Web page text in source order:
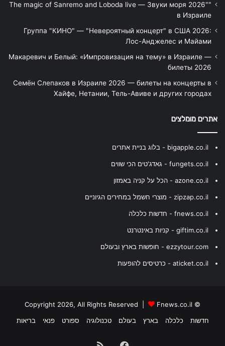
"The magic of Sanremo and Loboda live — Звуки моря 2026"
в Израиле
Группа "КИНО" — "Невероятный концерт" в США 2026:
Лос-Анджелес и Майами
Макаревич и Белый: «Импровизация на тему» в Израиле —
билеты 2026
Семён Слепаков в Израиле 2026 — билеты на концерты в
Хайфе, Нетании, Тель-Авиве и других городах
אתרים מומלצים
bigapple.co.il - בלוג בניית אתרים
fungets.co.il - גאדג'טים הכי שווים
azone.co.il - הכל על קניה באמזון
zipzap.co.il - מוצרי חשמל במחירים הגיוניים
fnews.co.il - חדשות כלכלה
giftim.co.il - קניות באינטרנט
ezzytour.com - חופשות בארץ ובעולם
aticket.co.il - כרטיסים להופעות
© Copyright 2026, All Rights Reserved |
Fnews.co.il
חדשות
כלכלה בארץ בעולם טכנולוגיה ספורט פנאי בריאות